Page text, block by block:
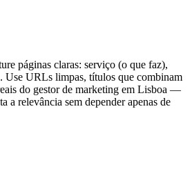
páginas claras: serviço (o que faz),
Use URLs limpas, títulos que combinam
do gestor de marketing em Lisboa —
a relevância sem depender apenas de